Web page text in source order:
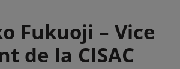
Fukuoji – Vice
de la CISAC